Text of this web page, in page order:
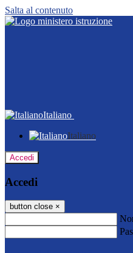
Salta al contenuto
Italiano
Italiano
Accedi
Accedi
button close ×